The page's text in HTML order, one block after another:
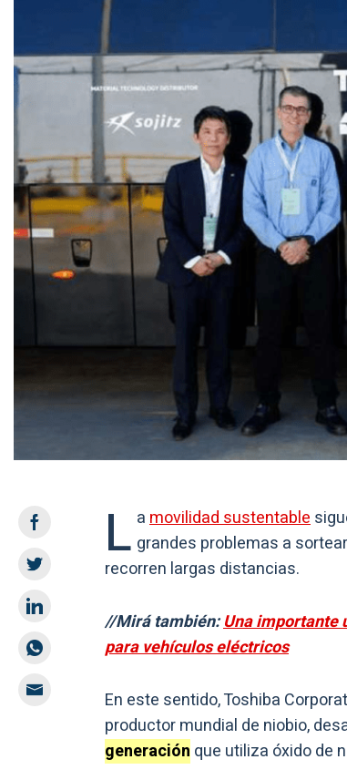
L amovilidad sustentable
grandes problemas a
recorren largas distancias.
//Mirá también:Una importante
para vehículos eléctricos
En este sentido, Toshiba
productor mundial de niobio,
generación que utiliza óxido de